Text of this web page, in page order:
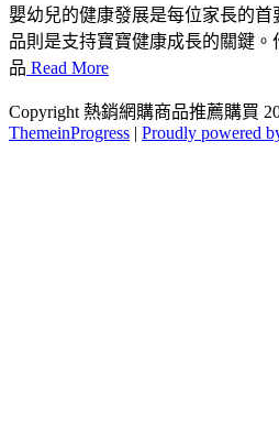
嬰幼兒的健康發展是每位家長的
品則是支持寶寶健康成長的關鍵
品 Read More
Copyright 熱銷網購商品推薦購買
ThemeinProgress | Proudly powered